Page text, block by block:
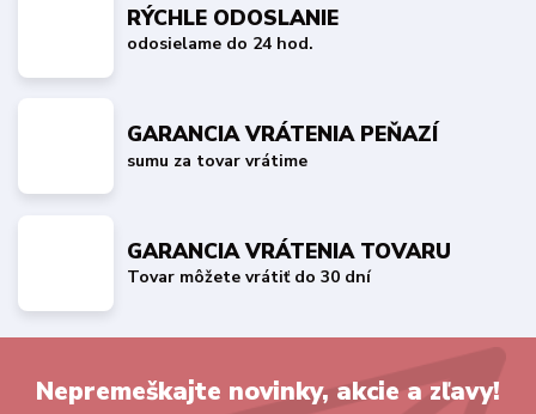
RÝCHLE ODOSLANIE
odosielame do 24 hod.
GARANCIA VRÁTENIA PEŇAZÍ
sumu za tovar vrátime
GARANCIA VRÁTENIA TOVARU
Tovar môžete vrátiť do 30 dní
Nepremeškajte novinky, akcie a zľavy!